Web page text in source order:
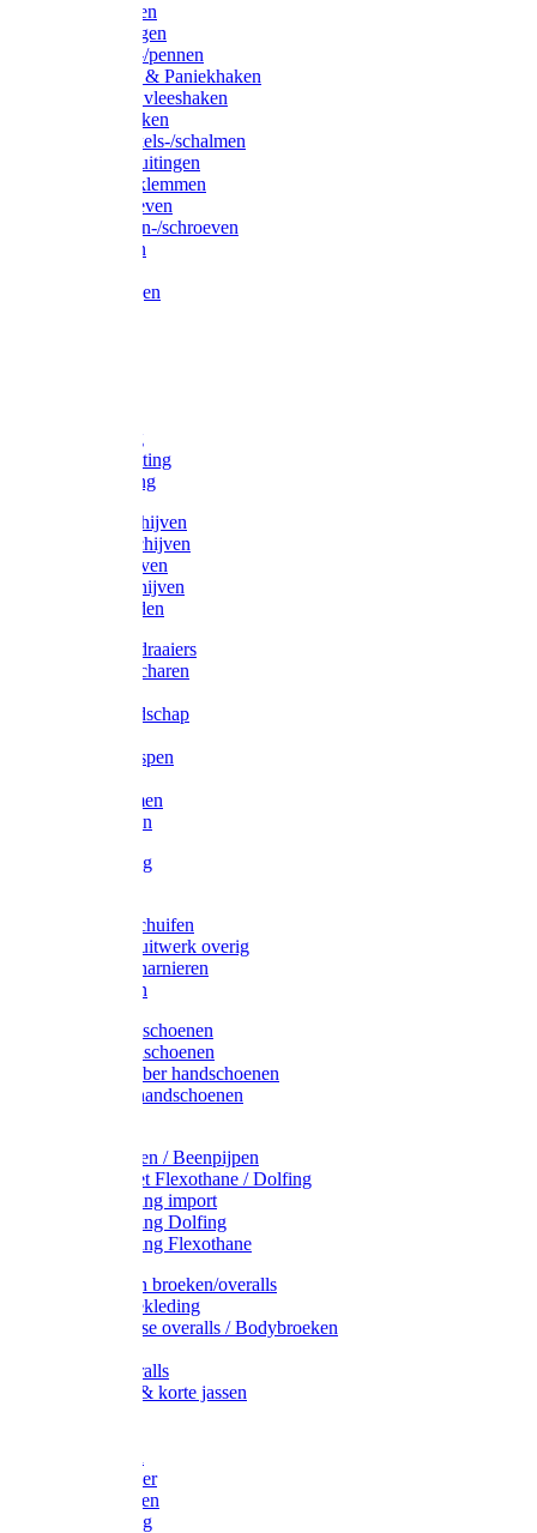
Sleutelringen
Gelaste ringen
Borgveren-/pennen
Musketons & Paniekhaken
S-haken & vleeshaken
Karabijnhaken
Noodschakels-/schalmen
Harp-/D-sluitingen
Staaldraadklemmen
Spanschroeven
Ringmoeren-/schroeven
Puntkousen
Aanlegringen
Voetketting
Scheepsketting
Victorketting
Afbraamschijven
Doorslijpschijven
Lamelschijven
Diamantschijven
Laselektroden
Schroevendraaiers
Tangen / Scharen
Meetgereedschap
Vijlen / Raspen
Lijmklemmen
Waterpassen
Bouwbeslag
Grendels/schuifen
Hang en sluitwerk overig
Hengen/scharnieren
Scharnieren
Latex handschoenen
Leren handschoenen
PVC / Rubber handschoenen
Katoenen handschoenen
Plukmouwen / Beenpijpen
Reparatieset Flexothane / Dolfing
Regenkleding import
Regenkleding Dolfing
Regenkleding Flexothane
Toebehoren broeken/overalls
Signalisatiekleding
Amerikaanse overalls / Bodybroeken
Kinderoveralls
Stofjassen & korte jassen
Bodywarmer
Werkbroeken
Zaagkleding